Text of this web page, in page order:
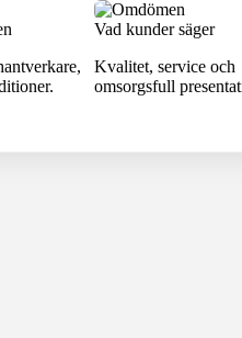
Vad kunder säger
Kvalitet, service och
omsorgsfull